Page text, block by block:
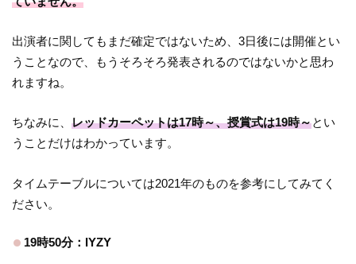
出演者に関してもまだ確定ではないため、3日後には開催とい
うことなので、もうそろそろ発表されるのではないかと思わ
れますね。
ちなみに、レッドカーペットは17時～、授賞式は19時～とい
うことだけはわかっています。
タイムテーブルについては2021年のものを参考にしてみてく
ださい。
19時50分：IYZY